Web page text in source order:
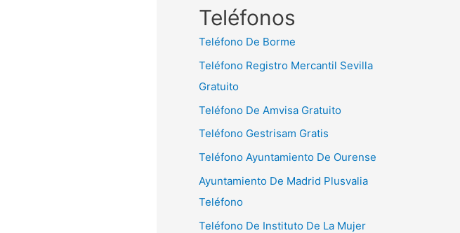
c
Teléfonos
Teléfono De Borme
Teléfono Registro Mercantil Sevilla
Gratuito
Teléfono De Amvisa Gratuito
Teléfono Gestrisam Gratis
Teléfono Ayuntamiento De Ourense
Ayuntamiento De Madrid Plusvalia
Teléfono
Teléfono De Instituto De La Mujer